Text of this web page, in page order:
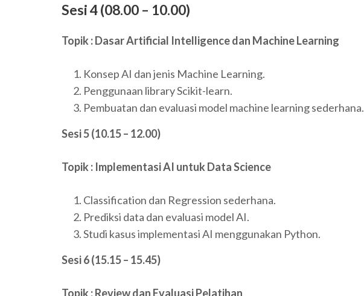
Sesi 4 (08.00 – 10.00)
Topik : Dasar Artificial Intelligence dan Machine Learning
Konsep AI dan jenis Machine Learning.
Penggunaan library Scikit-learn.
Pembuatan dan evaluasi model machine learning sederhana.
Sesi 5 (10.15 – 12.00)
Topik : Implementasi AI untuk Data Science
Classification dan Regression sederhana.
Prediksi data dan evaluasi model AI.
Studi kasus implementasi AI menggunakan Python.
Sesi 6 (15.15 – 15.45)
Topik : Review dan Evaluasi Pelatihan